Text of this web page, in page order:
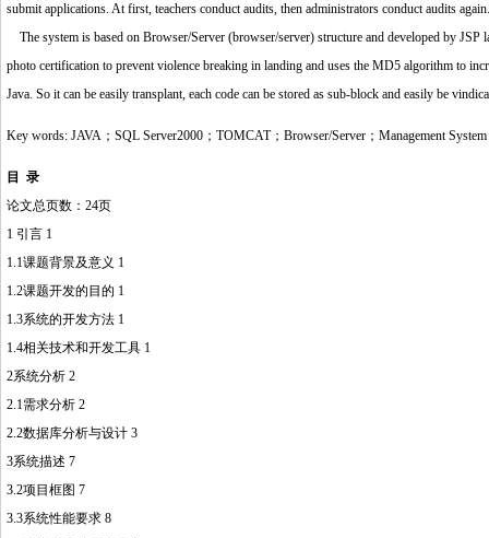
submit applications. At first, teachers conduct audits, then administrators conduct audits
The system is based on Browser/Server (browser/server) structure and developed by JSP
photo certification to prevent violence breaking in landing and uses the MD5 algorithm to
Java. So it can be easily transplant, each code can be stored as sub-block and easily be
Key words: JAVA；SQL Server2000；TOMCAT；Browser/Server；Management System
目 录
论文总页数：24页
1 引言 1
1.1课题背景及意义 1
1.2课题开发的目的 1
1.3系统的开发方法 1
1.4相关技术和开发工具 1http://www.16sheji8.cn/
2系统分析 2
2.1需求分析 2
2.2数据库分析与设计 3
3系统描述 7
3.2项目框图 7
3.3系统性能要求 8